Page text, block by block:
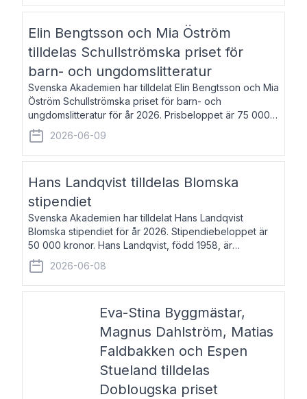
Elin Bengtsson och Mia Öström
tilldelas Schullströmska priset för
barn- och ungdomslitteratur
Svenska Akademien har tilldelat Elin Bengtsson och Mia
Öström Schullströmska priset för barn- och
ungdomslitteratur för år 2026. Prisbeloppet är 75 000
kronor vardera. Elin Bengtsson, född 1987, är författare
och forskare i genusvetenskap.
2026-06-09
Hans Landqvist tilldelas Blomska
stipendiet
Svenska Akademien har tilldelat Hans Landqvist
Blomska stipendiet för år 2026. Stipendiebeloppet är
50 000 kronor. Hans Landqvist, född 1958, är
professor i svenska vid Göteborgs universitet. Han
disputerade år 2000 på avhandlingen Författn
2026-06-08
Eva-Stina Byggmästar,
Magnus Dahlström, Matias
Faldbakken och Espen
Stueland tilldelas
Doblougska priset